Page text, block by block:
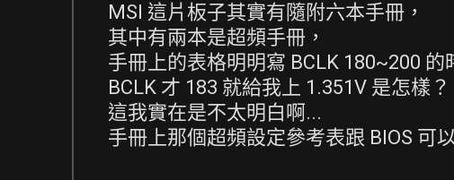
MSI 這片板子其實有隨附六本手冊，
其中有兩本是超頻手冊，
手冊上的表格明明寫 BCLK 180~200 的
BCLK 才 183 就給我上 1.351V 是怎樣？
這我實在是不太明白啊...
手冊上那個超頻設定參考表跟 BIOS 可